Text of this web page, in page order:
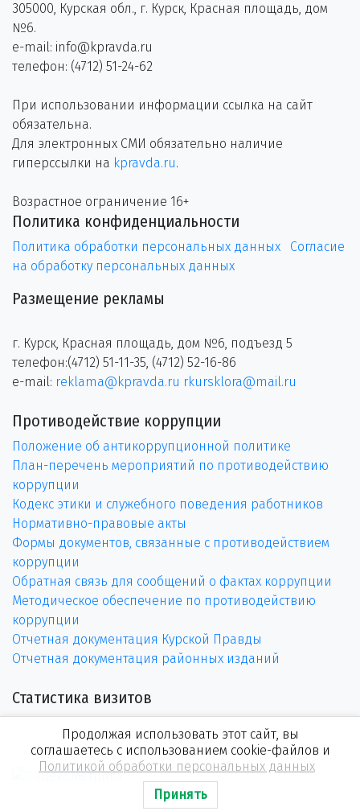
305000, Курская обл., г. Курск, Красная площадь, дом
№6.
e-mail: info@kpravda.ru
телефон: (4712) 51-24-62
При использовании информации ссылка на сайт
обязательна.
Для электронных СМИ обязательно наличие
гиперссылки на kpravda.ru.
Возрастное ограничение 16+
Политика конфиденциальности
Политика обработки персональных данных
Согласие
на обработку персональных данных
Размещение рекламы
г. Курск, Красная площадь, дом №6, подъезд 5
телефон:(4712) 51-11-35, (4712) 52-16-86
e-mail: reklama@kpravda.ru rkursklora@mail.ru
Противодействие коррупции
Положение об антикоррупционной политике
План-перечень мероприятий по противодействию
коррупции
Кодекс этики и служебного поведения работников
Нормативно-правовые акты
Формы документов, связанные с противодействием
коррупции
Обратная связь для сообщений о фактах коррупции
Методическое обеспечение по противодействию
коррупции
Отчетная документация Курской Правды
Отчетная документация районных изданий
Статистика визитов
Продолжая использовать этот сайт, вы
соглашаетесь с использованием cookie-файлов и
Политикой обработки персональных данных
Принять